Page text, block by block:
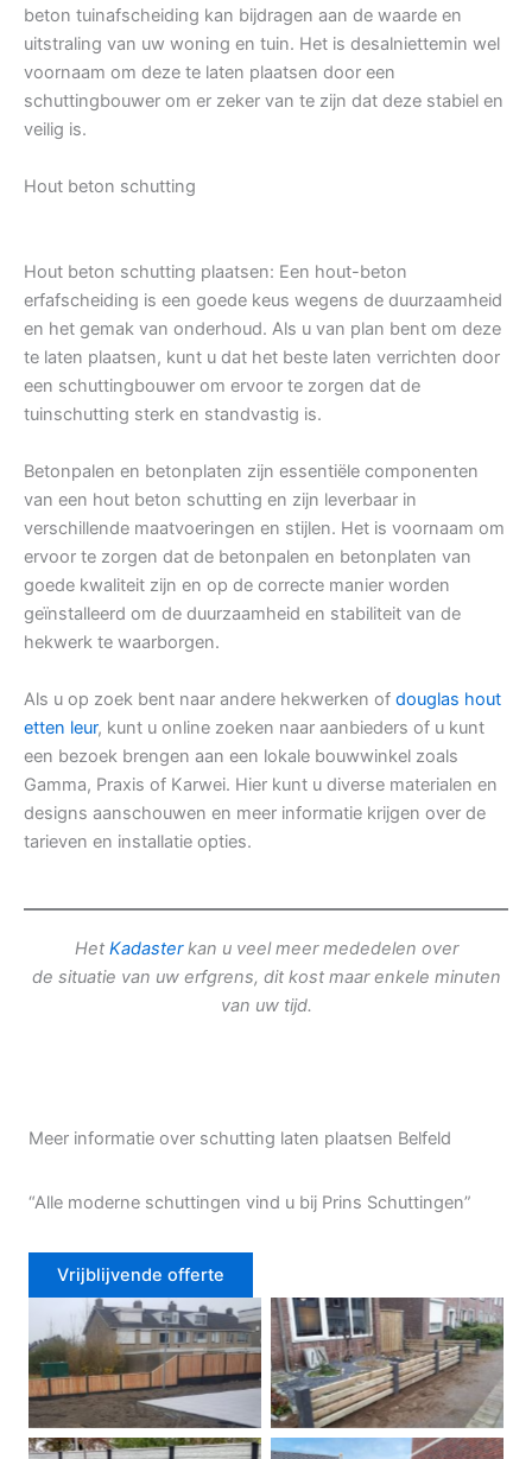
beton tuinafscheiding kan bijdragen aan de waarde en
uitstraling van uw woning en tuin. Het is desalniettemin wel
voornaam om deze te laten plaatsen door een
schuttingbouwer om er zeker van te zijn dat deze stabiel en
veilig is.
Hout beton schutting
Hout beton schutting plaatsen: Een hout-beton
erfafscheiding is een goede keus wegens de duurzaamheid
en het gemak van onderhoud. Als u van plan bent om deze
te laten plaatsen, kunt u dat het beste laten verrichten door
een schuttingbouwer om ervoor te zorgen dat de
tuinschutting sterk en standvastig is.
Betonpalen en betonplaten zijn essentiële componenten
van een hout beton schutting en zijn leverbaar in
verschillende maatvoeringen en stijlen. Het is voornaam om
ervoor te zorgen dat de betonpalen en betonplaten van
goede kwaliteit zijn en op de correcte manier worden
geïnstalleerd om de duurzaamheid en stabiliteit van de
hekwerk te waarborgen.
Als u op zoek bent naar andere hekwerken of douglas hout
etten leur, kunt u online zoeken naar aanbieders of u kunt
een bezoek brengen aan een lokale bouwwinkel zoals
Gamma, Praxis of Karwei. Hier kunt u diverse materialen en
designs aanschouwen en meer informatie krijgen over de
tarieven en installatie opties.
Het Kadasterkan u veel meer mededelen over
de situatie van uw erfgrens, dit kost maar enkele minuten
van uw tijd.
Meer informatie over schutting laten plaatsen Belfeld
“Alle moderne schuttingen vind u bij Prins Schuttingen”
Vrijblijvende offerte
Douglas schutting Tuinhek voortuin